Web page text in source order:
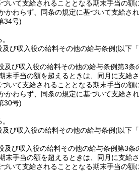
いて支給されることとなる期末手当の額
かわらず、同条の規定に基づいて支給さ
34号)
び収入役の給料その他の給与条例(以下
及び収入役の給料その他の給与条例第3
末手当の額を超えるときは、同月に支
いて支給されることとなる期末手当の額
かわらず、同条の規定に基づいて支給さ
30号)
び収入役の給料その他の給与条例(以下
及び収入役の給料その他の給与条例第3
末手当の額を超えるときは、同月に支
いて支給されることとなる期末手当の額